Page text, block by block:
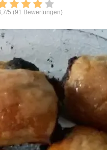
5 (91 Bewertungen)